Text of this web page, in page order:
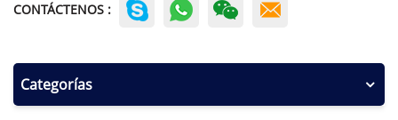
CONTÁCTENOS :
Categorías